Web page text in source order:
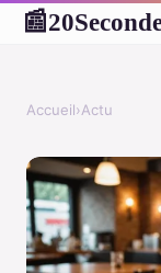
📰
Accueil›Actu